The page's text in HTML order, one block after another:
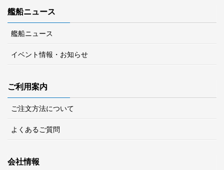
艦船ニュース
艦船ニュース
イベント情報・お知らせ
ご利用案内
ご注文方法について
よくあるご質問
会社情報